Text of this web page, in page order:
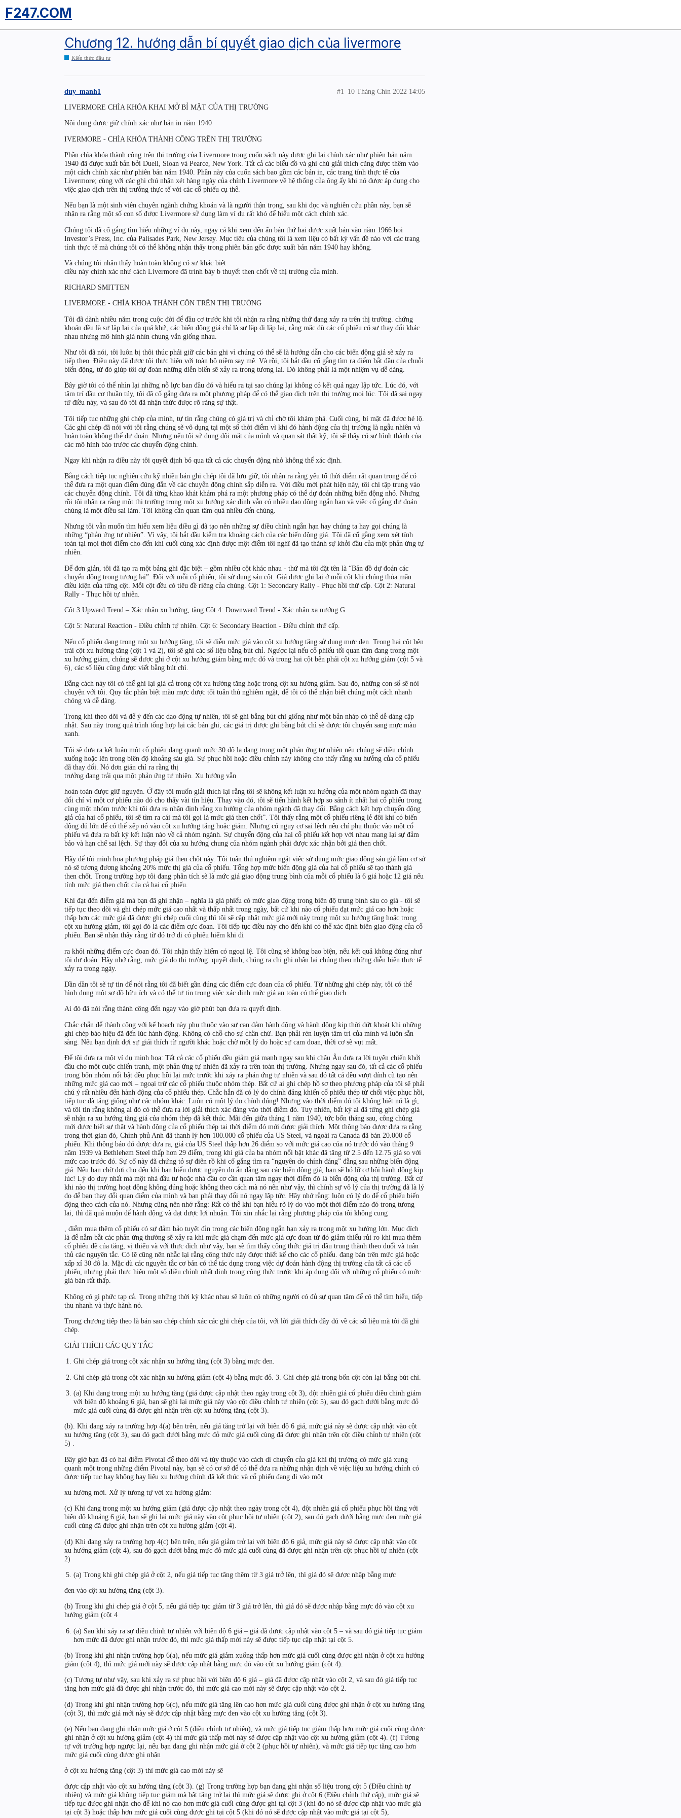
F247.COM
Chương 12. hướng dẫn bí quyết giao dịch của livermore
Kiến thức đầu tư
duy_manh1 10 Tháng Chín 2022 14:05
#1
LIVERMORE CHÌA KHÓA KHAI MỞ BỈ MẬT CỦA THỊ TRƯỜNG
Nội dung được giữ chính xác như bản in năm 1940
IVERMORE - CHÌA KHÓA THÀNH CÔNG TRÊN THỊ TRƯỜNG
Phần chìa khóa thành công trên thị trường của Livermore trong cuốn sách này được ghi lại chính xác như phiên bản năm
1940 đã được xuất bản bởi Duell, Sloan và Pearce, New York. Tất cả các biểu đồ và ghi chú giải thích cũng được thêm vào
một cách chính xác như phiên bản năm 1940. Phần này của cuốn sách bao gồm các bản in, các trang tính thực tế của
Livermore; cùng với các ghi chú nhận xét hàng ngày của chính Livermore về hệ thống của ông ấy khi nó được áp dụng cho
việc giao dịch trên thị trưởng thực tế với các cổ phiếu cụ thể.
Nếu bạn là một sinh viên chuyên ngành chứng khoán và là người thận trọng, sau khi đọc và nghiên cứu phần này, bạn sẽ
nhận ra rằng một số con số được Livermore sử dụng làm ví dụ rất khó để hiểu một cách chính xác.
Chúng tôi đã cố gắng tìm hiểu những ví dụ này, ngay cả khi xem đến ấn bản thứ hai được xuất bản vào năm 1966 boi
Investor’s Press, Inc. của Palisades Park, New Jersey. Mục tiêu của chúng tôi là xem liệu có bất kỳ vấn đề nào với các trang
tính thực tế mà chúng tôi có thể không nhận thấy trong phiên bản gốc được xuất bản năm 1940 hay không.
Và chúng tôi nhận thấy hoàn toàn không có sự khác biệt
diều này chính xác như cách Livermore đã trình bày b thuyết then chốt về thị trường của mình.
RICHARD SMITTEN
LIVERMORE - CHÌA KHOA THÀNH CÔN TRÊN THỊ TRƯỜNG
Tôi đã dành nhiều năm trong cuộc đời để đầu cơ trước khi tôi nhận ra rằng những thứ đang xảy ra trên thị trường. chứng
khoán đều là sự lặp lại của quá khứ, các biến động giá chỉ là sự lặp đi lặp lại, rằng mặc dù các cổ phiếu có sự thay đổi khác
nhau nhưng mô hình giá nhìn chung vẫn giống nhau.
Như tôi đã nói, tôi luôn bị thôi thúc phải giữ các bản ghi vì chúng có thể sẽ là hướng dẫn cho các biến động giả sẽ xảy ra
tiếp theo. Điều này đã được tôi thực hiện với toàn bộ niềm say mê. Và rồi, tôi bắt đầu cố gắng tìm ra điểm bắt đầu của chuỗi
biến động, từ đó giúp tôi dự đoán những diễn biến sẽ xảy ra trong tương lai. Đó không phải là một nhiệm vụ dễ dàng.
Bây giờ tôi có thể nhìn lại những nỗ lực ban đầu đó và hiểu ra tại sao chúng lại không có kết quả ngay lập tức. Lúc đó, với
tâm trí đầu cơ thuần túy, tôi đã cố gắng đưa ra một phương pháp để có thể giao dịch trên thị trường mọi lúc. Tôi đã sai ngay
từ điều này, và sau đó tôi đã nhận thức được rõ ràng sự thật.
Tôi tiếp tục những ghi chép của mình, tự tin rằng chúng có giá trị và chỉ chờ tôi khám phá. Cuối cùng, bí mật đã được hé lộ.
Các ghi chép đã nói với tôi rằng chúng sẽ vô dụng tại một số thời điểm vì khi đó hành động của thị trường là ngẫu nhiên và
hoàn toàn không thể dự đoán. Nhưng nếu tôi sử dụng đôi mặt của mình và quan sát thật kỹ, tôi sẽ thấy có sự hình thành của
các mô hình báo trước các chuyển động chính.
Ngay khi nhận ra điều này tôi quyết định bỏ qua tất cả các chuyển động nhỏ không thể xác định.
Bằng cách tiếp tục nghiên cứu kỹ nhiều bản ghi chép tôi đã lưu giữ, tôi nhận ra rằng yếu tố thời điểm rất quan trọng để có
thể đưa ra một quan điểm đúng đắn về các chuyển động chính sắp diễn ra. Với điều mới phát hiện này, tôi chi tập trung vào
các chuyển động chính. Tôi đã từng khao khát khám phá ra một phương pháp có thể dự đoán những biến động nhỏ. Nhưng
rồi tôi nhận ra rằng một thị trường trong một xu hướng xác định vẫn có nhiều dao động ngắn hạn và việc cố gắng dự đoán
chúng là một điều sai làm. Tôi không cần quan tâm quá nhiều đến chúng.
Nhưng tôi vẫn muốn tìm hiểu xem liệu điều gì đã tạo nên những sự điều chỉnh ngắn hạn hay chúng ta hay gọi chúng là
những “phản ứng tự nhiên”. Vì vậy, tôi bắt đầu kiểm tra khoảng cách của các biến động giá. Tôi đã cố gằng xem xét tính
toán tại mọi thời điểm cho đến khi cuối cùng xác định được một điểm tôi nghĩ đã tạo thành sự khởi đầu của một phản ứng tự
nhiên.
Để đơn giản, tôi đã tạo ra một bảng ghi đặc biệt – gồm nhiều cột khác nhau - thứ mà tôi đặt tên là “Bản đồ dự đoán các
chuyển động trong tương lai”. Đối với mỗi cổ phiếu, tôi sử dụng sáu cột. Giá được ghi lại ở mỗi cột khi chúng thỏa mãn
điều kiện của từng cột. Mỗi cột đều có tiêu đề riêng của chúng. Cột 1: Secondary Rally - Phục hồi thứ cấp. Cột 2: Natural
Rally - Thục hồi tự nhiên.
Cột 3 Upward Trend – Xác nhận xu hướng, tăng Cột 4: Downward Trend - Xác nhận xa nướng G
Cột 5: Natural Reaction - Điều chỉnh tự nhiên. Cột 6: Secondary Beaction - Điều chỉnh thứ cấp.
Nếu cổ phiếu đang trong một xu hướng tăng, tôi sẽ diễn mức giá vào cột xu hướng tăng sử dụng mực đen. Trong hai cột bên
trái cột xu hướng tăng (cột 1 và 2), tôi sẽ ghi các số liệu bằng bút chỉ. Ngược lại nếu cổ phiếu tối quan tâm đang trong một
xu hướng giảm, chúng sẽ được ghi ở cột xu hướng giảm bằng mực đỏ và trong hai cột bên phải cột xu hướng giảm (cột 5 và
6), các số liệu cũng được viết bằng bút chì.
Bằng cách này tôi có thể ghi lại giá cả trong cột xu hướng tăng hoặc trong cột xu hướng giảm. Sau đó, những con số sẽ nói
chuyện với tôi. Quy tắc phân biệt màu mực được tối tuân thủ nghiêm ngặt, để tôi có thể nhận biết chúng một cách nhanh
chóng và dễ dàng.
Trong khi theo dõi và để ý đến các dao động tự nhiên, tôi sẽ ghi bằng bút chì giống như một bản nháp có thể dễ dàng cập
nhật. Sau này trong quá trình tổng hợp lại các bản ghi, các giá trị được ghi bằng bút chì sẽ được tôi chuyển sang mực màu
xanh.
Tôi sẽ đưa ra kết luận một cổ phiếu đang quanh mức 30 đô la đang trong một phản ứng tự nhiên nếu chúng sẽ điều chỉnh
xuống hoặc lên trong biên độ khoảng sáu giá. Sự phục hồi hoặc điều chỉnh này không cho thấy rằng xu hưởng của cổ phiếu
đã thay đổi. Nó đơn giản chỉ ra rằng thị
trưởng đang trải qua một phản ứng tự nhiên. Xu hướng vẫn
hoàn toàn được giữ nguyên. Ở đây tôi muốn giải thích lại rằng tôi sẽ không kết luận xu hưởng của một nhóm ngành đã thay
đổi chỉ vì một cơ phiếu nào đó cho thấy vài tín hiệu. Thay vào đó, tôi sẽ tiến hành kết hợp so sánh ít nhất hai cổ phiếu trong
cùng một nhóm trước khi tôi đưa ra nhận định rằng xu hướng của nhóm ngành đã thay đổi. Bằng cách kết hợp chuyển động
giả của hai cổ phiếu, tôi sẽ tìm ra cái mà tôi gọi là mức giá then chốt”. Tôi thấy rằng một cổ phiếu riêng lẻ đôi khi có biến
động đủ lớn để có thể xếp nó vào cột xu hướng tăng hoặc giảm. Nhưng có nguy cơ sai lệch nếu chỉ phụ thuộc vào một cổ
phiếu và đưa ra bất kỳ kết luận nào về cả nhóm ngành. Sự chuyển động của hai cổ phiếu kết hợp với nhau mang lại sự đảm
bảo và hạn chế sai lệch. Sự thay đổi của xu hướng chung của nhóm ngành phải được xác nhận bởi giá then chốt.
Hãy để tôi minh họa phương pháp giá then chốt này. Tôi tuân thủ nghiêm ngặt việc sử dụng mức giao động sáu giá làm cơ sở
nó sẽ tương đương khoảng 20% mức thị giá của cổ phiếu. Tổng hợp mức biến động giá của hai cổ phiếu sẽ tạo thành giá
then chốt. Trong trường hợp tôi đang phân tích sẽ là mức giá giao động trung bình của mỗi cổ phiếu là 6 giá hoặc 12 giá nếu
tính mức giá then chốt của cả hai cổ phiếu.
Khi đạt đến điểm giá mà bạn đã ghi nhận – nghĩa là giá phiếu có mức giao động trong biên độ trung bình sáu co giá - tôi sẽ
tiếp tục theo dõi và ghi chép mức giá cao nhất và thấp nhất trong ngày, bất cứ khi nào cổ phiếu đạt mức giá cao hơn hoặc
thấp hơn các mức giá đã được ghi chép cuối cùng thì tôi sẽ cập nhật mức giá mới này trong một xu hướng tăng hoặc trong
cột xu hướng giảm, tôi gọi đó là các điểm cực đoan. Tôi tiếp tục điều này cho đến khi có thể xác định biên giao động của cổ
phiếu. Ban sẽ nhận thấy rằng từ đó trở đi có phiếu hiếm khi đi
ra khỏi những điểm cực đoan đó. Tôi nhận thấy hiếm có ngoại lệ. Tôi cũng sẽ không bao biện, nếu kết quả không đúng như
tôi dự đoán. Hãy nhớ rằng, mức giá do thị trường. quyết định, chúng ra chỉ ghi nhận lại chúng theo những diễn biến thực tế
xảy ra trong ngày.
Dần dần tôi sẽ tự tin để nói rằng tôi đã biết gần đúng các điểm cực đoan của cổ phiếu. Từ những ghi chép này, tôi có thể
hình dung một sơ đồ hữu ích và có thể tự tin trong việc xác định mức giá an toàn có thể giao dịch.
Ai đó đã nói rằng thành công đến ngay vào giờ phút bạn đưa ra quyết định.
Chắc chắn để thành công với kế hoạch này phụ thuộc vào sự can đảm hành động và hành động kịp thời dứt khoát khi những
ghi chép báo hiệu đã đến lúc hành động. Không có chỗ cho sự chần chừ. Bạn phải rèn luyện tâm trí của mình và luôn sẵn
sàng. Nếu bạn định đợi sự giải thích từ người khác hoặc chờ một lý do hoặc sự cam đoan, thời cơ sẽ vụt mất.
Để tôi đưa ra một ví dụ minh họa: Tất cả các cổ phiếu đều giảm giá mạnh ngay sau khi châu Âu đưa ra lời tuyên chiến khởi
đầu cho một cuộc chiến tranh, một phản ứng tự nhiên đã xảy ra trên toàn thị trường. Nhưng ngay sau đó, tất cả các cổ phiếu
trong bốn nhóm nổi bật đều phục hồi lại mức trước khi xảy ra phản ứng tự nhiên và sau đó tất cả đều vượt đỉnh cũ tạo nên
những mức giá cao mới – ngoại trừ các cổ phiếu thuộc nhóm thép. Bất cứ ai ghi chép hồ sơ theo phương pháp của tôi sẽ phải
chú ý rất nhiều đến hành động của cổ phiếu thép. Chắc hắn đã có lý do chính đảng khiến cổ phiếu thép từ chối việc phục hồi,
tiếp tục đà tăng giống như các nhóm khác. Luôn có một lý do chính đúng! Nhưng vào thời điểm đó tôi không biết nó là gì,
và tôi tin rằng không ai đó có thể đưa ra lời giải thích xác đáng vào thời điểm đó. Tuy nhiên, bất kỳ ai đã từng ghi chép giá
sẽ nhận ra xu hướng tăng giá của nhóm thép đã kết thúc. Mãi đến giữa tháng 1 năm 1940, tức bốn tháng sau, công chủng
mới được biết sự thật và hành động của cổ phiếu thép tại thời điểm đó mới được giải thích. Một thông báo được đưa ra rằng
trong thời gian đó, Chính phủ Anh đã thanh lý hơn 100.000 cổ phiếu của US Steel, và ngoài ra Canada đã bán 20.000 cổ
phiếu. Khi thông báo đó được đưa ra, giá của US Steel thấp hơn 26 điểm so với mức giá cao của nó trước đó vào tháng 9
năm 1939 và Bethlehem Steel thấp hơn 29 điểm, trong khi giá của ba nhóm nổi bật khác đã tăng từ 2.5 đến 12.75 giá so với
mức cao trước đó. Sự cố này đã chứng tỏ sự điên rồ khi cố gắng tìm ra “nguyên do chính đáng” đằng sau những biến động
giá. Nếu bạn chờ đợi cho đến khi bạn hiểu được nguyên do ẩn đằng sau các biến động giá, bạn sẽ bỏ lỡ cơ hội hành động kịp
lúc! Lý do duy nhất mà một nhà đầu tư hoặc nhà đầu cơ cần quan tâm ngay thời điểm đó là biển động của thị trường. Bất cứ
khi nào thị trường hoạt động không đúng hoặc không theo cách mà nó nên như vậy, thì chính sự vô lý của thị trường đã là lý
do để bạn thay đổi quan điểm của mình và bạn phải thay đổi nó ngay lập tức. Hãy nhớ rằng: luôn có lý do để cổ phiếu biến
động theo cách của nó. Nhưng cũng nên nhớ rằng: Rất có thể khi bạn hiểu rõ lý do vào một thời điểm nào đó trong tương
lai, thì đã quá muộn để hành động và đạt được lợi nhuận. Tôi xin nhắc lại rằng phương pháp của tôi không cung
, điểm mua thêm cổ phiếu có sự đảm bảo tuyệt đỉn trong các biến động ngắn hạn xảy ra trong một xu hướng lớn. Mục đích
là để nắm bắt các phản ứng thường sẽ xảy ra khi mức giá chạm đến mức giá cực đoan từ đó giảm thiểu rủi ro khi mua thêm
cổ phiếu đề của tăng, vị thiếu và với thực dịch như vậy, bạn sẽ tìm thấy công thức giá trị đầu trung thành theo đuổi và tuân
thủ các nguyên tắc. Có lẽ cũng nên nhắc lại rằng công thức này được thiết kế cho các cổ phiếu. đang bán trên mức giá hoặc
xấp xỉ 30 đô la. Mặc dù các nguyên tắc cơ bản có thể tác dụng trong việc dự đoán hành động thị trường của tất cả các cổ
phiếu, nhưng phải thực hiện một số điều chỉnh nhất định trong công thức trước khi áp dụng đối với những cổ phiếu có mức
giá bán rất thấp.
Không có gì phức tạp cả. Trong những thời kỳ khác nhau sẽ luôn có những người có đủ sự quan tâm để có thể tìm hiểu, tiếp
thu nhanh và thực hành nó.
Trong chương tiếp theo là bản sao chép chính xác các ghi chép của tôi, với lời giải thích đầy đủ về các số liệu mà tôi đã ghi
chép.
GIẢI THÍCH CÁC QUY TẮC
Ghi chép giá trong cột xác nhận xu hướng tăng (cột 3) bằng mực đen.
Ghi chép giá trong cột xác nhận xu hướng giảm (cột 4) bằng mực đỏ. 3. Ghi chép giá trong bốn cột còn lại bằng bút chì.
(a) Khi đang trong một xu hướng tăng (giá được cập nhật theo ngày trong cột 3), đột nhiên giá cổ phiếu điều chỉnh giảm
với biên độ khoảng 6 giá, bạn sẽ ghi lại mức giá này vào cột điều chỉnh tự nhiên (cột 5), sau đó gạch dưới bằng mực đỏ
mức giá cuối cùng đã được ghi nhận trên cột xu hướng tăng (cột 3).
(b). Khi đang xảy ra trường hợp 4(a) bên trên, nếu giá tăng trở lại với biên độ 6 giá, mức giá này sẽ được cập nhật vào cột
xu hướng tăng (cột 3), sau đó gạch dưới bằng mực đỏ mức giá cuối cùng đã được ghi nhận trên cột điều chỉnh tự nhiên (cột
5) .
Bây giờ bạn đã có hai điểm Pivotal để theo dõi và tùy thuộc vào cách di chuyển của giá khi thị trường có mức giá xung
quanh một trong những điểm Pivotal này, bạn sẽ có cơ sở để có thể đưa ra những nhận định về việc liệu xu hướng chính có
được tiếp tục hay không hay liệu xu hướng chính đã kết thúc và cổ phiếu đang đi vào một
xu hướng mới. Xử lý tương tự với xu hướng giảm:
(c) Khi đang trong một xu hướng giảm (giá được cập nhật theo ngày trong cột 4), đột nhiên giá cổ phiếu phục hồi tăng với
biên độ khoảng 6 giá, bạn sẽ ghi lại mức giá này vào cột phục hồi tự nhiên (cột 2), sau đó gạch dưới bằng mực đen mức giá
cuối cùng đã được ghi nhận trên cột xu hướng giảm (cột 4).
(d) Khi đang xảy ra trường hợp 4(c) bên trên, nếu giá giảm trở lại với biên độ 6 giả, mức giá này sẽ được cập nhật vào cột
xu hướng giảm (cột 4), sau đó gạch dưới bằng mực đỏ mức giá cuối cùng đã được ghi nhận trên cột phục hồi tự nhiên (cột
2)
(a) Trong khi ghi chép giá ở cột 2, nếu giá tiếp tục tăng thêm từ 3 giá trở lên, thì giá đó sẽ được nhập bằng mực
đen vào cột xu hướng tăng (cột 3).
(b) Trong khi ghi chép giá ở cột 5, nếu giá tiếp tục giảm từ 3 giá trở lên, thì giả đó sẽ được nhập bằng mực đỏ vào cột xu
hướng giảm (cột 4
(a) Sau khi xảy ra sự điều chỉnh tự nhiên với biên độ 6 giá – giá đã được cập nhật vào cột 5 – và sau đó giá tiếp tục giảm
hơn mức đã được ghi nhận trước đó, thì mức giá thấp mới này sẽ được tiếp tục cập nhật tại cột 5.
(b) Trong khi ghi nhận trường hợp 6(a), nếu mức giá giảm xuống thấp hơn mức giá cuối cùng được ghi nhận ở cột xu hướng
giảm (cột 4), thì mức giá mới này sẽ được cập nhật bằng mực đỏ vào cột xu hướng giảm (cột 4).
(c) Tương tự như vậy, sau khi xảy ra sự phục hồi với biên độ 6 giá – giá đã được cập nhật vào cột 2, và sau đó giá tiếp tục
tăng hơn mức giá đã được ghi nhận trước đó, thì mức giá cao mới này sẽ được cập nhật vào cột 2.
(d) Trong khi ghi nhận trường hợp 6(c), nếu mức giá tăng lên cao hơn mức giá cuối cùng được ghi nhận ở cột xu hướng tăng
(cột 3), thì mức giá mới này sẽ được cập nhật bằng mực đen vào cột xu hướng tăng (cột 3).
(e) Nếu bạn đang ghi nhận mức giá ở cột 5 (điều chỉnh tự nhiên), và mức giá tiếp tục giảm thấp hơn mức giá cuối cùng được
ghi nhận ở cột xu hướng giảm (cột 4) thì mức giá thấp mới này sẽ được cập nhật vào cột xu hướng giảm (cột 4). (f) Tương
tự với trường hợp ngược lại, nếu bạn đang ghi nhận mức giá ở cột 2 (phục hồi tự nhiên), và mức giá tiếp tục tăng cao hơn
mức giá cuối cùng được ghi nhận
ở cột xu hướng tăng (cột 3) thì mức giá cao mới này sẽ
được cập nhật vào cột xu hướng tăng (cột 3). (g) Trong trường hợp bạn đang ghi nhận số liệu trong cột 5 (Điều chỉnh tự
nhiên) và mức giá không tiếp tục giảm mà bật tăng trở lại thì mức giá sẽ được ghi ở cột 6 (Điều chỉnh thứ cấp), mức giá sẽ
tiếp tục được ghi nhận cho để khi nó cao hơn mức giá cuối cùng được ghi tại cột 3 (khi đó nó sẽ được cập nhật vào mức giá
tại cột 3) hoặc thấp hơn mức giá cuối cùng được ghi tại cột 5 (khi đó nó sẽ được cập nhật vào mức giá tại cột 5),